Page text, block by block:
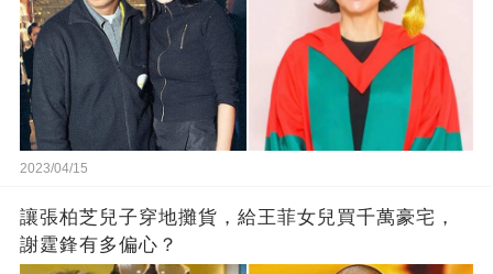
2023/04/15
讓張柏芝兒子穿地攤貨，給王菲女兒買千萬豪宅，
謝霆鋒有多偏心？